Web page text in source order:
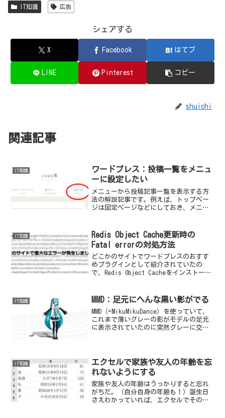
IT知識 広告
シェアする
X Facebook はてブ
LINE Pinterest コピー
shuichi
関連記事
IT知識
ワードプレス：投稿一覧をメニュ
ーに設定したい
メニューから投稿記事一覧を表示する方
法の解説記事です。例えば、トップペー
ジは固定ページなどにしておき、メニュ
IT知識
Redis Object Cache更新時の
Fatal errorの対処方法
どこかのサイトでワードプレスのおすす
めプラグインとして紹介されていたの
で、Redis Object Cacheをインストール
IT知識 MMD：足元にへんな黒い影がでる
MMD（=MikuMikuDance）を使っていて、
これまで薄いグレーの影がモデルの足元
に表示されていたのに突然グレーに交じ
IT知識
エクセルで家族や友人の年齢を忘
れないようにする
家族や友人の年齢はうっかりすると忘れ
がちだ。（自分自身の年齢も！）誕生日
さえわかっていれば、エクセルでその人